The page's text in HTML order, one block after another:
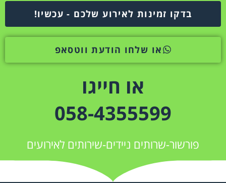
בדקו זמינות לאירוע שלכם - עכשיו!
או שלחו הודעת ווטסאפ
או חייגו
058-4355599
פורשור-שרותים ניידים-שירותים לאירועים